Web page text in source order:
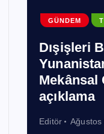
GÜNDEM
Dışişleri
Mekânsal
açıklama
Editör Ağustos